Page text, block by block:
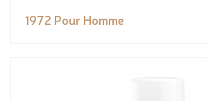
1972 Pour Homme